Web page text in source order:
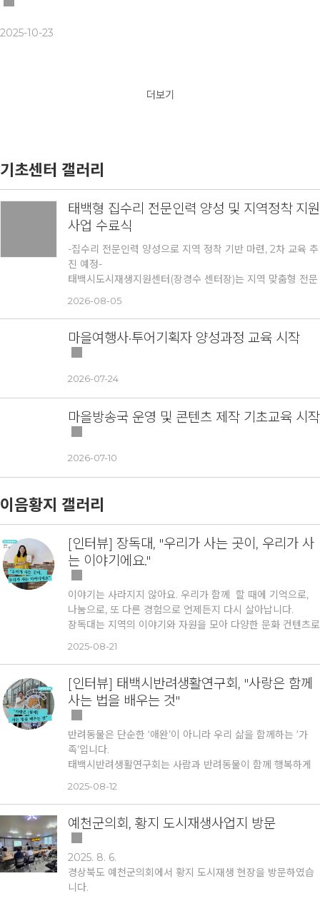
2025-10-23
더보기
기초센터 갤러리
태백형 집수리 전문인력 양성 및 지역정착 지원
사업 수료식
-집수리 전문인력 양성으로 지역 정착 기반 마련, 2차 교육 추
진 예정-
태백시도시재생지원센터(장경수 센터장)는 지역 맞춤형 전문
개최했다.
취득 대비 교육을 비롯해 도배 실무교육 등 현장에서 활용 가
능한 실무 중심 교육과정을 운영했다. 이론과 실습을 병행한
교육을 통해 교육생들은 집수리 기술을 체계적으로 익히며 실
무 역량을 높이는 시간을 가졌다.
록 지원하는 데 의미를 두고 추진됐다.
정이다.
에 참여할 수 있도록 연계하는 한편, 2차 교육을 통해 전문인
력을 지속적으로 양성하여 지역사회에 필요한 생활밀착형 기
술인력을 확대해 나갈 계획이다.
2026-08-05
마을여행사·투어기획자 양성과정 교육 시작
2026-07-24
마을방송국 운영 및 콘텐츠 제작 기초교육 시작
2026-07-10
이음황지 갤러리
[인터뷰] 장독대, "우리가 사는 곳이, 우리가 사
는 이야기에요."
이야기는 사라지지 않아요. 우리가 함께 할 때에 기억으로,
나눔으로, 또 다른 경험으로 언제든지 다시 살아납니다.
장독대는 지역의 이야기와 자원을 모아 다양한 문화 컨텐츠로
Q. 대표님, 안녕하세요. 간단히 자기소개 부탁드립니다.
A.안녕하세요, 장독대 대표이자 보드게임 지도사로 활동하고
아들이 어느 날 보드게임을 사달라고 하면서 자연스럽게 보드
게임을 시작하게 되었습니다. 장난감보다는 가족이 함께 즐기
고 이야기를 나눌 수 있는 놀이라는 생각에 하나 둘 늘려가다
이렇게 직접 보드게임을 제작하는 단계까지 오게 되었네요.
무대의상이 전공이었던 덕분에 창작 활동에 익숙했던 점도 큰
영향을 준 것 같습니다. 제겐 모두 상상하고, 이야기를 만들고,
사람들과 함께 나누는 즐거움을 주는 경험
A.포켓몬 아세요? (웃음) 포켓몬에는 다양한 몬스터볼이 있
듯, 저희에겐 여러 이야기를 담은 컨텐츠 항아리가 있다는 뜻
이에요. 한국 요리의 기본이 되는 '장'들은 보통 장독대에서 숙
2025-08-21
[인터뷰] 태백시반려생활연구회, "사랑은 함께
사는 법을 배우는 것"
반려동물은 단순한 ‘애완’이 아니라 우리 삶을 함께하는 ‘가
족’입니다.
태백시반려생활연구회 는 사람과 반려동물이 함께 행복하게
A.안녕하세요, 디자이너 고희정입니다. 웹디자인 초창기 멤
버고 현재는 시각 디자인으로 전반적인 분야를 다루고 있어
요. 태백에 온 지 10년이 넘었는데, <텔레스코프>라는 디자인
2025-08-12
예천군의회, 황지 도시재생사업지 방문
2025. 8. 6.
경상북도 예천군의회에서 황지 도시재생 현장을 방문하였습
니다.